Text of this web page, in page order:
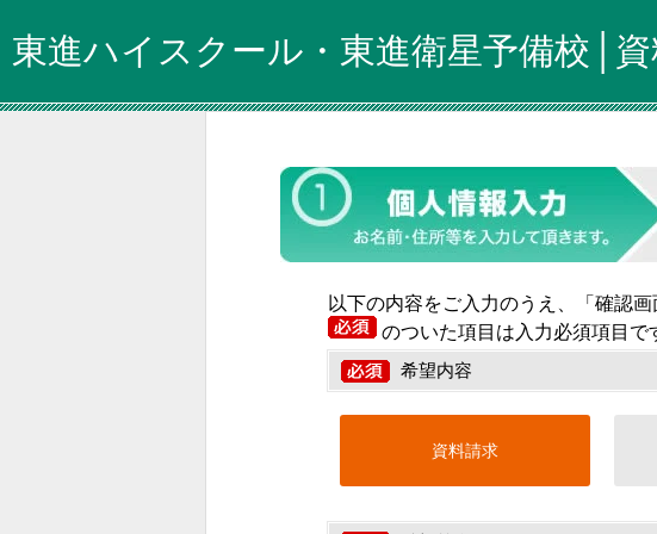
東進ハイスクール・東進衛星予備校│
以下の内容をご入力のうえ、「確認
のついた項目は入力必須項目で
希望内容
資料請求